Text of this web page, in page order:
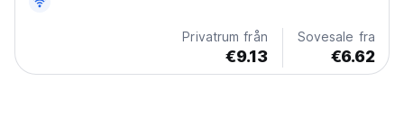
restaurant, a shared lounge, room service, and free Wi-
Fi throughout. This non-smoking accommodation...
Privatrum från
€9.13
Sovesale fra
€6.62